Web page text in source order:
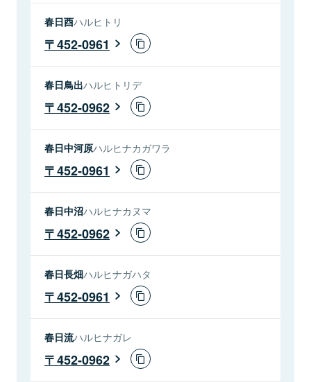
春日酉ハルヒトリ
452-0961
春日鳥出ハルヒトリデ
452-0962
春日中河原ハルヒナカガワラ
452-0961
春日中沼ハルヒナカヌマ
452-0962
春日長畑ハルヒナガハタ
452-0961
春日流ハルヒナガレ
452-0962